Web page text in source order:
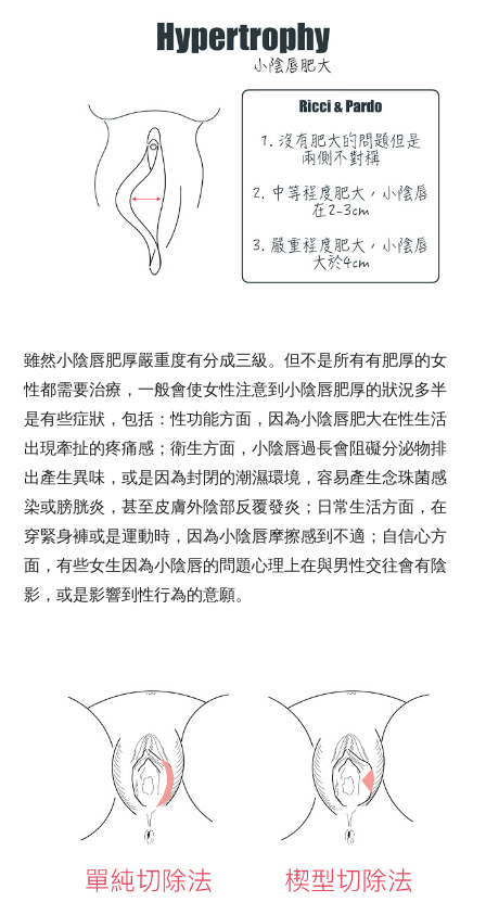
雖然小陰唇肥厚嚴重度有分成三級。但不是所有有肥厚的女
性都需要治療，一般會使女性注意到小陰唇肥厚的狀況多半
是有些症狀，包括：性功能方面，因為小陰唇肥大在性生活
出現牽扯的疼痛感；衛生方面，小陰唇過長會阻礙分泌物排
出產生異味，或是因為封閉的潮濕環境，容易產生念珠菌感
染或膀胱炎，甚至皮膚外陰部反覆發炎；日常生活方面，在
穿緊身褲或是運動時，因為小陰唇摩擦感到不適；自信心方
面，有些女生因為小陰唇的問題心理上在與男性交往會有陰
影，或是影響到性行為的意願。